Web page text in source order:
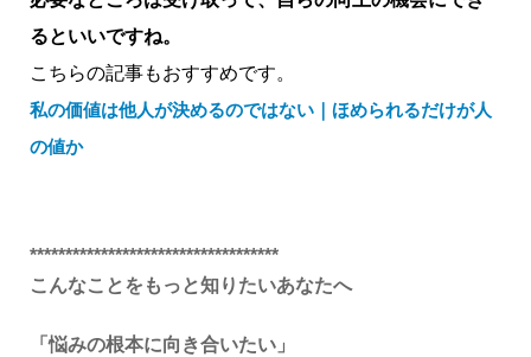
るといいですね。
こちらの記事もおすすめです。
私の価値は他人が決めるのではない｜ほめられるだけが人
の値か
***********************************
こんなことをもっと知りたいあなたへ
「悩みの根本に向き合いたい」